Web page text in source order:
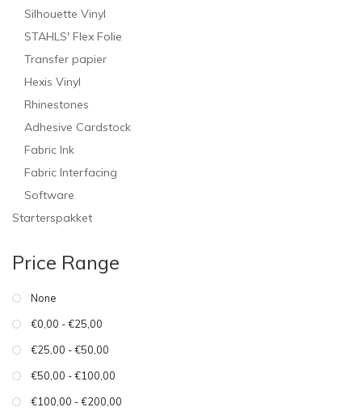
Silhouette Vinyl
STAHLS' Flex Folie
Transfer papier
Hexis Vinyl
Rhinestones
Adhesive Cardstock
Fabric Ink
Fabric Interfacing
Software
Starterspakket
Price Range
None
€0,00 - €25,00
€25,00 - €50,00
€50,00 - €100,00
€100,00 - €200,00